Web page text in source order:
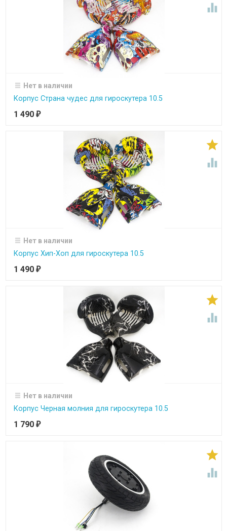

Нет в наличии
Корпус Страна чудес для гироскутера 10.5
1 490 ₽


Нет в наличии
Корпус Хип-Хоп для гироскутера 10.5
1 490 ₽


Нет в наличии
Корпус Черная молния для гироскутера 10.5
1 790 ₽

